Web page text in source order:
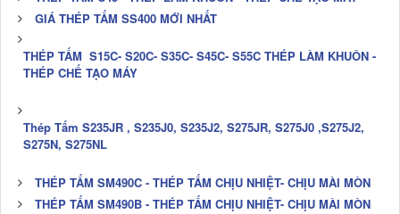
GIÁ THÉP TẤM SS400 MỚI NHẤT
THÉP TẤM S15C- S20C- S35C- S45C- S55C THÉP LÀM KHUÔN -
THÉP CHẾ TẠO MÁY
Thép Tấm S235JR , S235J0, S235J2, S275JR, S275J0 ,S275J2,
S275N, S275NL
THÉP TẤM SM490C - THÉP TẤM CHỊU NHIỆT- CHỊU MÀI MÒN
THÉP TẤM SM490B - THÉP TẤM CHỊU NHIỆT- CHỊU MÀI MÒN